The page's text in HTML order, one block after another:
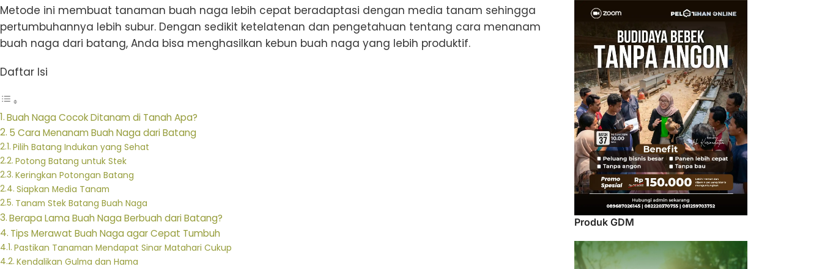
Metode ini membuat tanaman buah naga lebih cepat beradaptasi dengan media tanam sehingga
pertumbuhannya lebih subur. Dengan sedikit ketelatenan dan pengetahuan tentang cara menanam
buah naga dari batang, Anda bisa menghasilkan kebun buah naga yang lebih produktif.
Daftar Isi
Buah Naga Cocok Ditanam di Tanah Apa?
5 Cara Menanam Buah Naga dari Batang
Pilih Batang Indukan yang Sehat
Potong Batang untuk Stek
Keringkan Potongan Batang
Siapkan Media Tanam
Tanam Stek Batang Buah Naga
Berapa Lama Buah Naga Berbuah dari Batang?
Tips Merawat Buah Naga agar Cepat Tumbuh
Pastikan Tanaman Mendapat Sinar Matahari Cukup
Kendalikan Gulma dan Hama
Produk GDM